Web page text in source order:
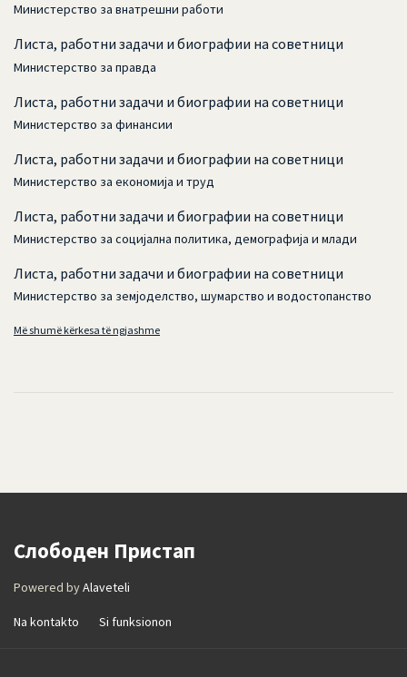
Министерство за внатрешни работи
Листа, работни задачи и биографии на советници
Министерство за правда
Листа, работни задачи и биографии на советници
Министерство за финансии
Листа, работни задачи и биографии на советници
Министерство за економија и труд
Листа, работни задачи и биографии на советници
Министерство за социјална политика, демографија и млади
Листа, работни задачи и биографии на советници
Министерство за земјоделство, шумарство и водостопанство
Më shumë kërkesa të ngjashme
Слободен Пристап
Powered byAlaveteli
Na kontakto Si funksionon